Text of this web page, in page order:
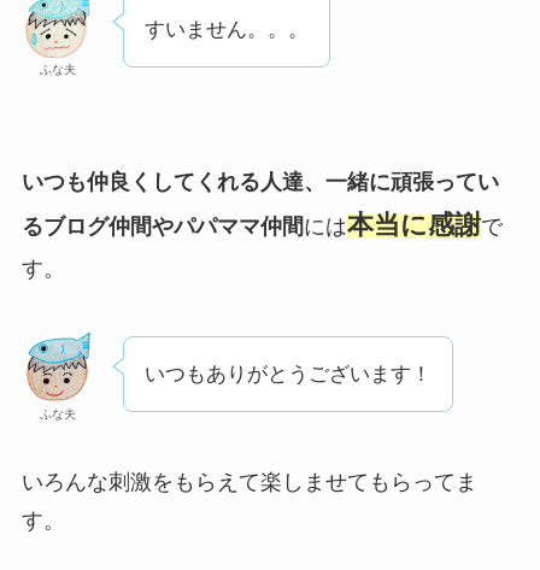
ふな夫
すいません。。。
いつも仲良くしてくれる人達、一緒に頑張ってい
るブログ仲間やパパママ仲間には本当に感謝で
す。
ふな夫
いつもありがとうございます！
いろんな刺激をもらえて楽しませてもらってま
す。